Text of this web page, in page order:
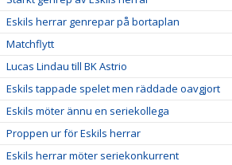
Eskils herrar genrepar på bortaplan
Matchflytt
Lucas Lindau till BK Astrio
Eskils tappade spelet men räddade oavgjort
Eskils möter ännu en seriekollega
Proppen ur för Eskils herrar
Eskils herrar möter seriekonkurrent